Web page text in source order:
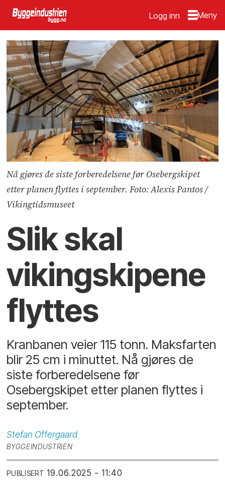
Logg inn
Nå gjøres de siste forberedelsene før Osebergskipet
etter planen flyttes i september. Foto: Alexis Pantos /
Vikingtidsmuseet
Slik skal
vikingskipene
flyttes
Kranbanen veier 115 tonn. Maksfarten
blir 25 cm i minuttet. Nå gjøres de
siste forberedelsene før
Osebergskipet etter planen flyttes i
september.
Stefan Offergaard
BYGGEINDUSTRIEN
PUBLISERT 19.06.2025 - 11:40